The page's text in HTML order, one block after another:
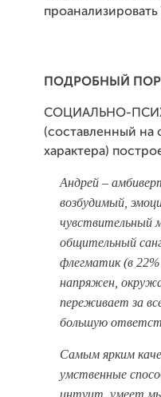
ПОДРОБНЫЙ
СОЦИАЛЬНО-
(составленный на
характера)
Андрей –
возбудимый,
чувствительный
общительный
флегматик (в 22%
напряжен,
переживает за
большую
Самым ярким
умственные
интуит, умеет